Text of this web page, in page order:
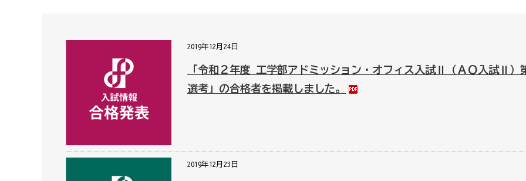
2019年12月24日
「令和２年度 工学部アドミッション・オフィス入試Ⅱ（ＡＯ入試Ⅱ）
選考」の合格者を掲載しました。
2019年12月23日